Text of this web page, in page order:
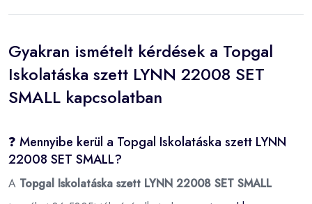
Gyakran ismételt kérdések a Topgal
Iskolatáska szett LYNN 22008 SET
SMALL kapcsolatban
❓ Mennyibe kerül a Topgal Iskolatáska szett LYNN
22008 SET SMALL?
A Topgal Iskolatáska szett LYNN 22008 SET SMALL